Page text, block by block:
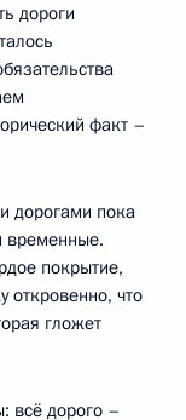
дороги
факт –
дорогами пока
временные.
покрытие,
откровенно, что
гложет
всё дорого –